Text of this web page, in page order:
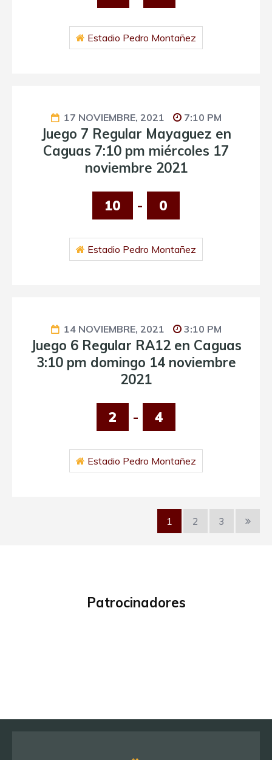
Estadio Pedro Montañez
17 NOVIEMBRE, 2021 7:10 PM
Juego 7 Regular Mayaguez en
Caguas 7:10 pm miércoles 17
noviembre 2021
10 - 0
Estadio Pedro Montañez
14 NOVIEMBRE, 2021 3:10 PM
Juego 6 Regular RA12 en Caguas
3:10 pm domingo 14 noviembre
2021
2 - 4
Estadio Pedro Montañez
1 2 3
Patrocinadores